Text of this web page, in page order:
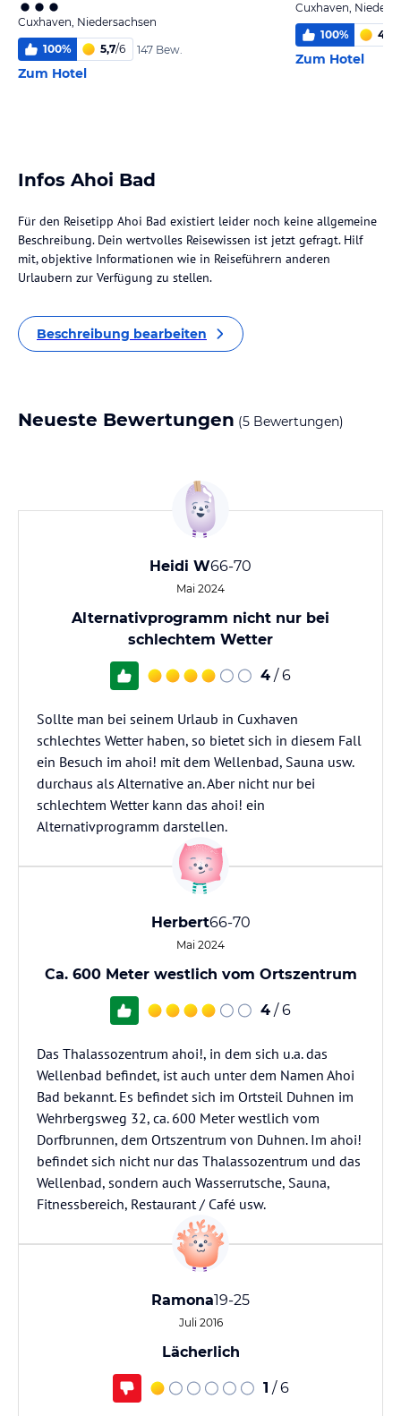
Cuxhaven, Niedersachsen
100% 5,7/6 147 Bew.
Zum Hotel
Cuxhaven,
100% 4,9
Zum Hotel
Infos Ahoi Bad
Für den Reisetipp Ahoi Bad existiert leider noch keine allgemeine
Beschreibung. Dein wertvolles Reisewissen ist jetzt gefragt. Hilf
mit, objektive Informationen wie in Reiseführern anderen
Urlaubern zur Verfügung zu stellen.
Beschreibung bearbeiten
Neueste Bewertungen (5 Bewertungen)
Heidi W66-70
Mai 2024
Alternativprogramm nicht nur bei
schlechtem Wetter
4 / 6
Sollte man bei seinem Urlaub in Cuxhaven
schlechtes Wetter haben, so bietet sich in diesem Fall
ein Besuch im ahoi! mit dem Wellenbad, Sauna usw.
durchaus als Alternative an. Aber nicht nur bei
schlechtem Wetter kann das ahoi! ein
Alternativprogramm darstellen.
Herbert66-70
Mai 2024
Ca. 600 Meter westlich vom Ortszentrum
4 / 6
Das Thalassozentrum ahoi!, in dem sich u.a. das
Wellenbad befindet, ist auch unter dem Namen Ahoi
Bad bekannt. Es befindet sich im Ortsteil Duhnen im
Wehrbergsweg 32, ca. 600 Meter westlich vom
Dorfbrunnen, dem Ortszentrum von Duhnen. Im ahoi!
befindet sich nicht nur das Thalassozentrum und das
Wellenbad, sondern auch Wasserrutsche, Sauna,
Fitnessbereich, Restaurant / Café usw.
Ramona19-25
Juli 2016
Lächerlich
1 / 6